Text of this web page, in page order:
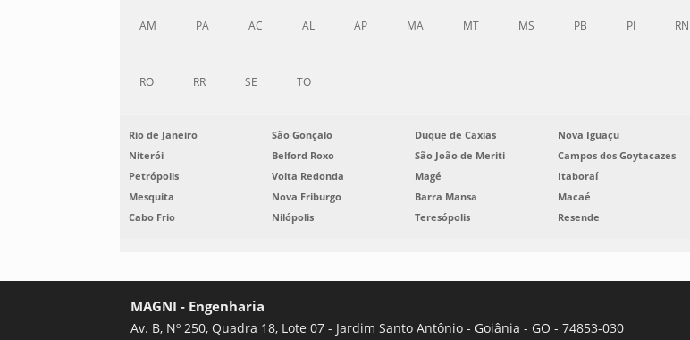
AM PA AC AL AP MA MT MS PB PI RN
RO RR SE TO
Rio de Janeiro São Gonçalo Duque de Caxias
Nova Iguaçu
Niterói
Belford Roxo São João de Meriti
Campos dos Goytacazes
Petrópolis
Volta Redonda Magé
Itaboraí
Mesquita
Nova Friburgo Barra Mansa
Macaé
Cabo Frio
Nilópolis Teresópolis Resende
MAGNI - Engenharia
Av. B, Nº 250, Quadra 18, Lote 07 - Jardim Santo Antônio - Goiânia - GO - 74853-030